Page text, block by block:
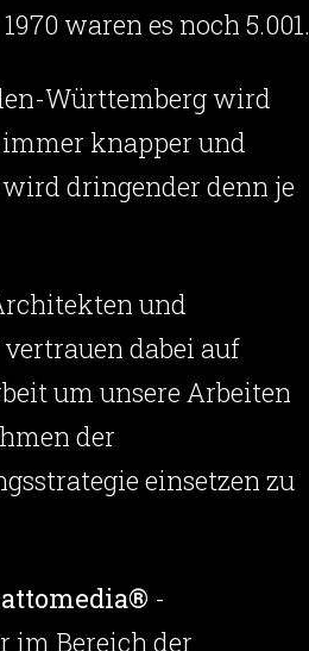
waren es noch 5.001.
Württemberg wird
knapper und
dringender denn je
und
vertrauen dabei auf
um unsere Arbeiten
der
einsetzen zu
-
im Bereich der